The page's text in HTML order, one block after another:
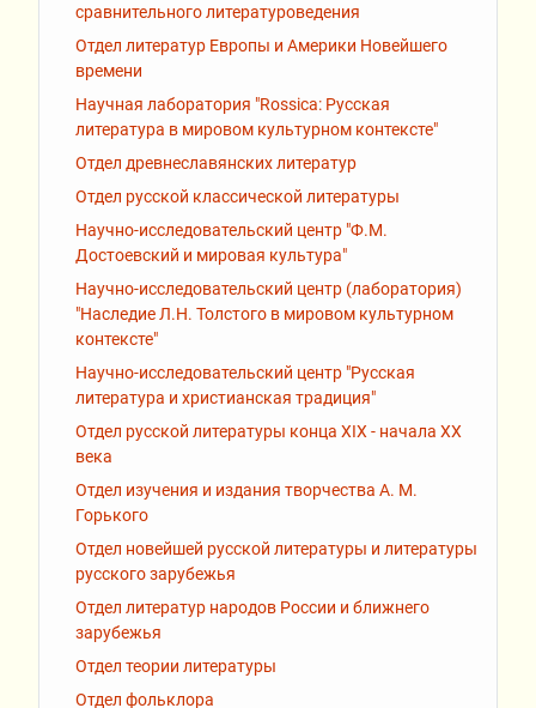
сравнительного литературоведения
Отдел литератур Европы и Америки Новейшего
времени
Научная лаборатория "Rossiсa: Русская
литература в мировом культурном контексте"
Отдел древнеславянских литератур
Отдел русской классической литературы
Научно-исследовательский центр "Ф.М.
Достоевский и мировая культура"
Научно-исследовательский центр (лаборатория)
"Наследие Л.Н. Толстого в мировом культурном
контексте"
Научно-исследовательский центр "Русская
литература и христианская традиция"
Отдел русской литературы конца XIX - начала XX
века
Отдел изучения и издания творчества А. М.
Горького
Отдел новейшей русской литературы и литературы
русского зарубежья
Отдел литератур народов России и ближнего
зарубежья
Отдел теории литературы
Отдел фольклора